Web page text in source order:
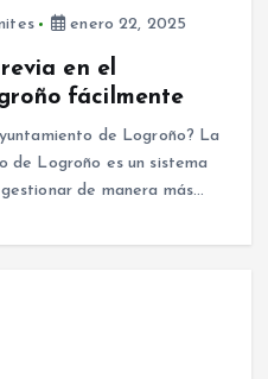
enero 22, 2025
en el
fácilmente
de Logroño? La
de Logroño es un sistema
de manera más…